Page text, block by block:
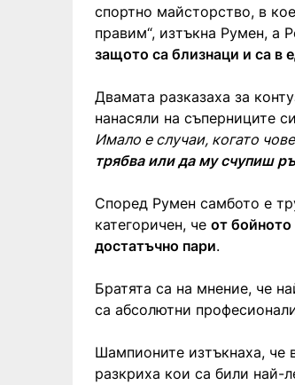
спортно майсторство, в
правим“, изтъкна Румен, а
защото са близнаци и са в
Двамата разказаха за
нанасяли на съперниците
Имало е случаи, когато
трябва или да му счупиш
Според Румен самбото е
категоричен, че от
достатъчно пари.
Братята са на мнение, че
са абсолютни
Шампионите изтъкнаха, че
разкриха кои са били най-